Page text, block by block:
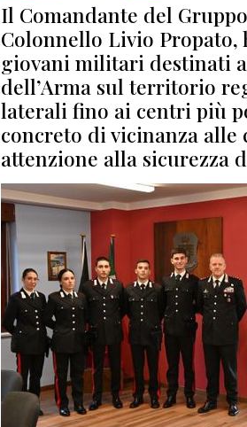
Il Comandante del
Colonnello Livio Propato,
giovani militari destinati
dell’Arma sul territorio
laterali fino ai centri più
concreto di vicinanza alle
attenzione alla sicurezza